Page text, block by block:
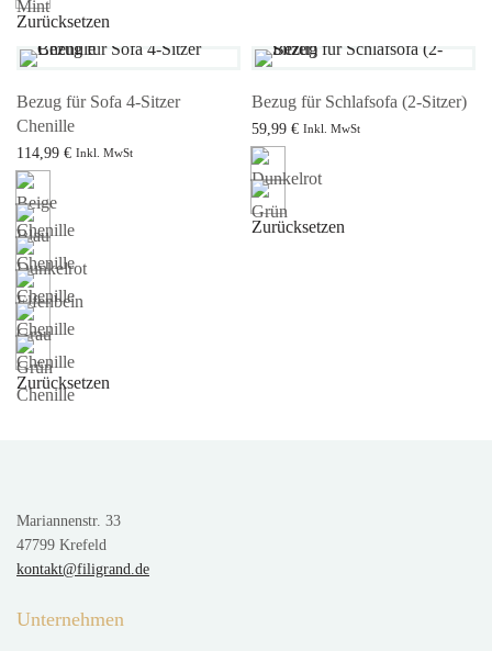
Zurücksetzen
Bezug für Sofa 4-Sitzer
Chenille
114,99 € Inkl. MwSt
Ausführung wählen
Zurücksetzen
Bezug für Schlafsofa (2-Sitzer)
59,99 € Inkl. MwSt
Ausführung wählen
Zurücksetzen
Mariannenstr. 33
47799 Krefeld
kontakt@filigrand.de
Unternehmen